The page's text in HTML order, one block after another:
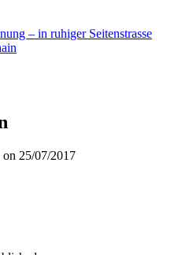
– in ruhiger Seitenstrasse
25/07/2017